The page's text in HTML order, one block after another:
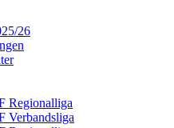
26
Regionalliga
Verbandsliga